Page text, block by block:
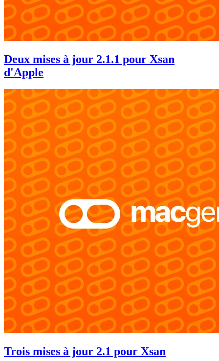
Deux mises à jour 2.1.1 pour Xsan
d'Apple
Trois mises à jour 2.1 pour Xsan